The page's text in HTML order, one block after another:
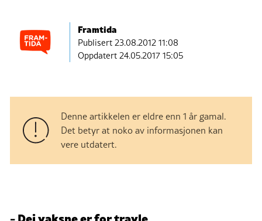
Framtida
Publisert23.08.2012 11:08
Oppdatert 24.05.2017 15:05
Denne artikkelen er eldre enn 1 år gamal.
Det betyr at noko av informasjonen kan
vere utdatert.